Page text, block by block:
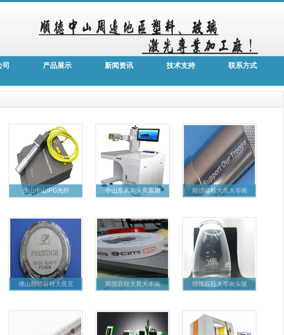
司 产品展示 新闻资讯 技术支持 联系方式
佛山中山IPG光纤 中山东凤南头黄圃厨 顺德容桂大良大岑南
佛山顺德容桂大良五 顺德容桂大良大岑南 顺德容桂大岑南头玻